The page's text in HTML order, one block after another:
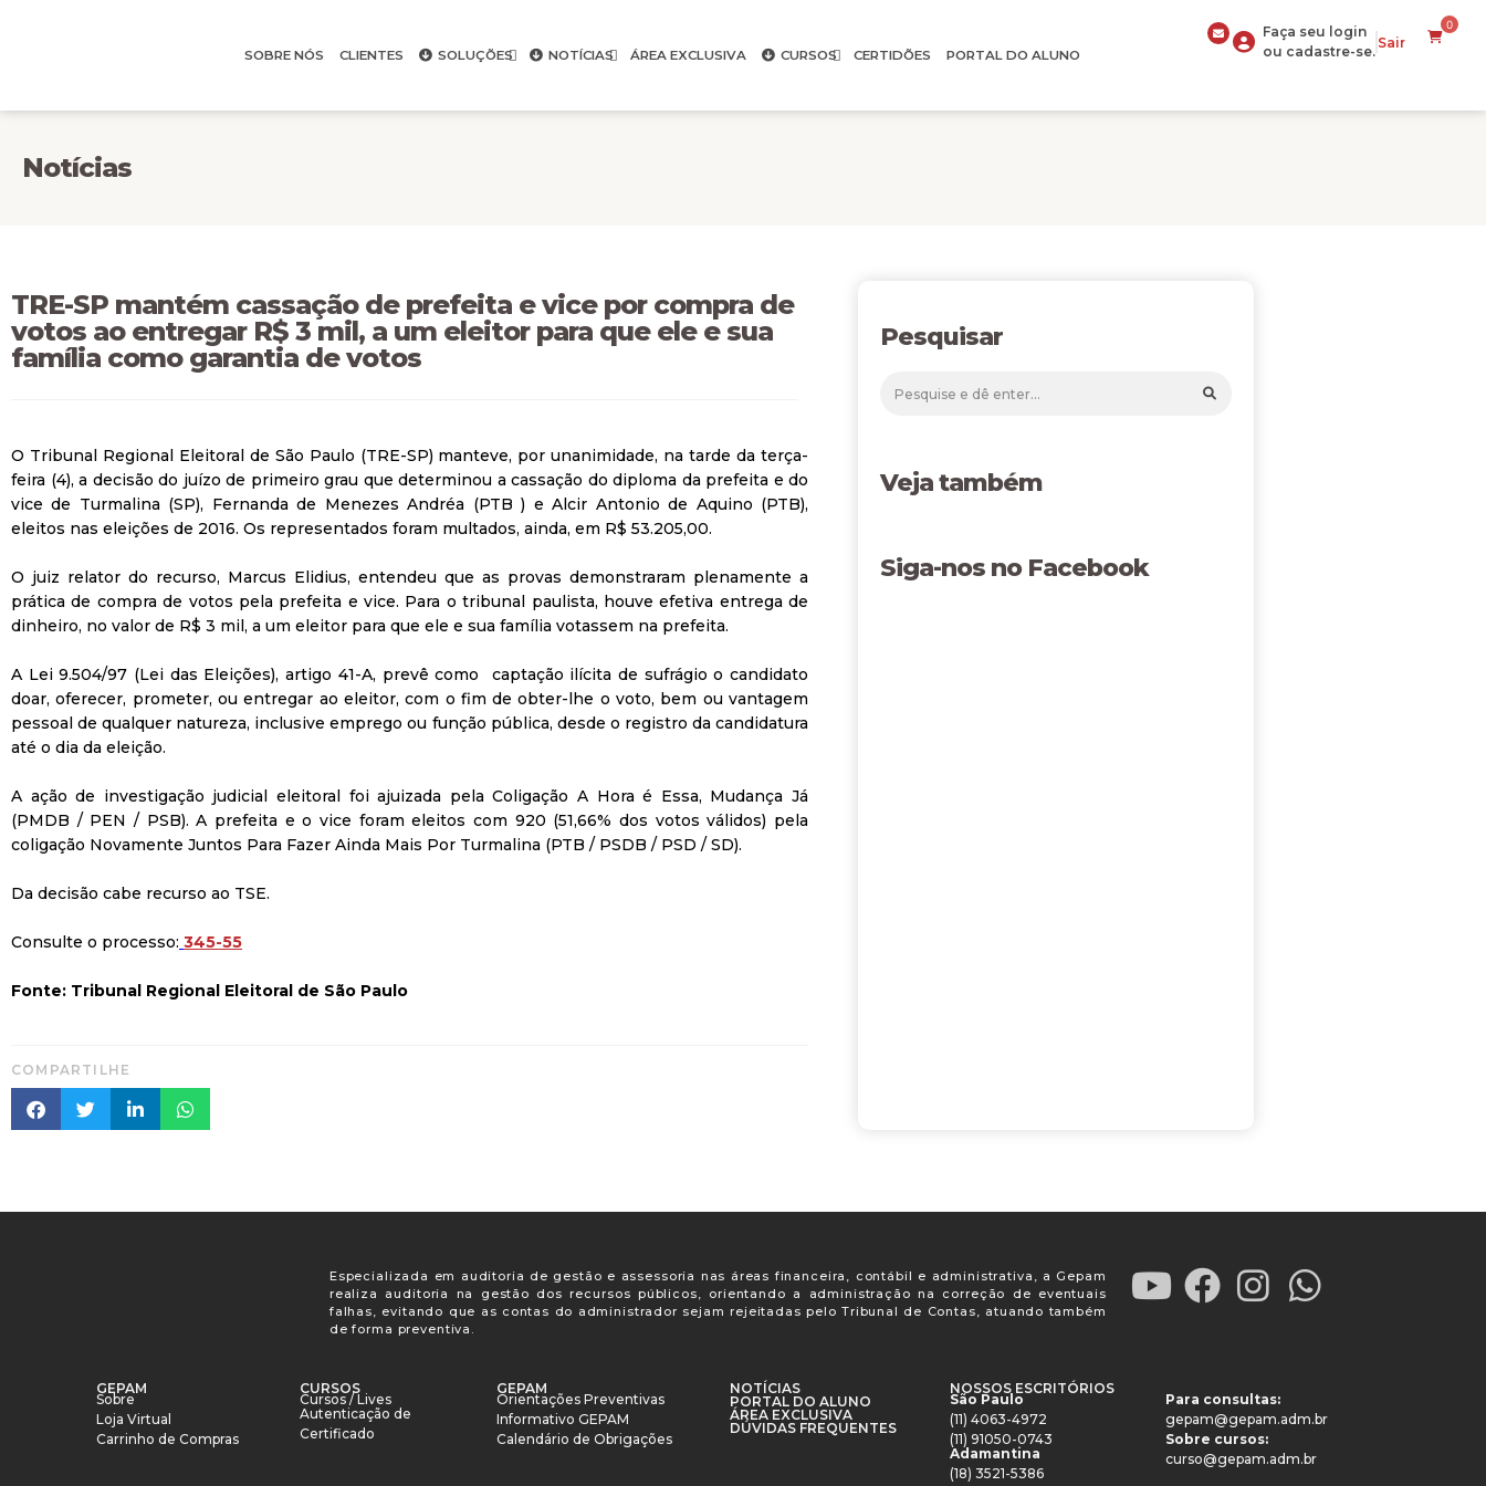
SOBRE NÓS CLIENTES SOLUÇÕES NOTÍCIAS ÁREA EXCLUSIVA CURSOS CERTIDÕES PORTAL DO ALUNO
Faça seu login
ou cadastre-se.
Sair
0
Notícias
TRE-SP mantém cassação de prefeita e vice por compra de
votos ao entregar R$ 3 mil, a um eleitor para que ele e sua
família como garantia de votos
O Tribunal Regional Eleitoral de São Paulo (TRE-SP) manteve, por unanimidade, na tarde da terça-
feira (4), a decisão do juízo de primeiro grau que determinou a cassação do diploma da prefeita e do
vice de Turmalina (SP), Fernanda de Menezes Andréa (PTB ) e Alcir Antonio de Aquino (PTB),
eleitos nas eleições de 2016. Os representados foram multados, ainda, em R$ 53.205,00.
O juiz relator do recurso, Marcus Elidius, entendeu que as provas demonstraram plenamente a
prática de compra de votos pela prefeita e vice. Para o tribunal paulista, houve efetiva entrega de
dinheiro, no valor de R$ 3 mil, a um eleitor para que ele e sua família votassem na prefeita.
A Lei 9.504/97 (Lei das Eleições), artigo 41-A, prevê como
captação ilícita de sufrágio o candidato
doar, oferecer, prometer, ou entregar ao eleitor, com o fim de obter-lhe o voto, bem ou vantagem
pessoal de qualquer natureza, inclusive emprego ou função pública, desde o registro da candidatura
até o dia da eleição.
A ação de investigação judicial eleitoral foi ajuizada pela Coligação A Hora é Essa, Mudança Já
(PMDB / PEN / PSB). A prefeita e o vice foram eleitos com 920 (51,66% dos votos válidos) pela
coligação Novamente Juntos Para Fazer Ainda Mais Por Turmalina (PTB / PSDB / PSD / SD).
Da decisão cabe recurso ao TSE.
Consulte o processo: 345-55
Fonte: Tribunal Regional Eleitoral de São Paulo
COMPARTILHE
Pesquisar
Veja também
Siga-nos no Facebook
Especializada em auditoria de gestão e assessoria nas áreas financeira, contábil e administrativa, a Gepam
realiza auditoria na gestão dos recursos públicos, orientando a administração na correção de eventuais
falhas, evitando que as contas do administrador sejam rejeitadas pelo Tribunal de Contas, atuando também
de forma preventiva.
GEPAM
Sobre
Loja Virtual
Carrinho de Compras
CURSOS
Cursos / Lives
Autenticação de
Certificado
GEPAM
Orientações Preventivas
Informativo GEPAM
Calendário de Obrigações
NOTÍCIAS
PORTAL DO ALUNO
ÁREA EXCLUSIVA
DÚVIDAS FREQUENTES
NOSSOS ESCRITÓRIOS
São Paulo
(11) 4063-4972
(11) 91050-0743
Adamantina
(18) 3521-5386
Para consultas:
gepam@gepam.adm.br
Sobre cursos:
curso@gepam.adm.br